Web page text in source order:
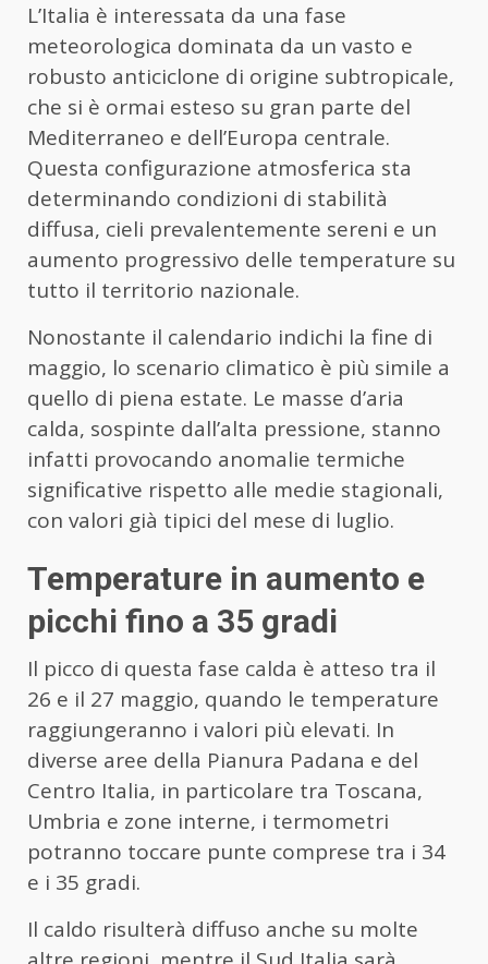
L’Italia è interessata da una fase
meteorologica dominata da un vasto e
robusto anticiclone di origine subtropicale,
che si è ormai esteso su gran parte del
Mediterraneo e dell’Europa centrale.
Questa configurazione atmosferica sta
determinando condizioni di stabilità
diffusa, cieli prevalentemente sereni e un
aumento progressivo delle temperature su
tutto il territorio nazionale.
Nonostante il calendario indichi la fine di
maggio, lo scenario climatico è più simile a
quello di piena estate. Le masse d’aria
calda, sospinte dall’alta pressione, stanno
infatti provocando anomalie termiche
significative rispetto alle medie stagionali,
con valori già tipici del mese di luglio.
Temperature in aumento e
picchi fino a 35 gradi
Il picco di questa fase calda è atteso tra il
26 e il 27 maggio, quando le temperature
raggiungeranno i valori più elevati. In
diverse aree della Pianura Padana e del
Centro Italia, in particolare tra Toscana,
Umbria e zone interne, i termometri
potranno toccare punte comprese tra i 34
e i 35 gradi.
Il caldo risulterà diffuso anche su molte